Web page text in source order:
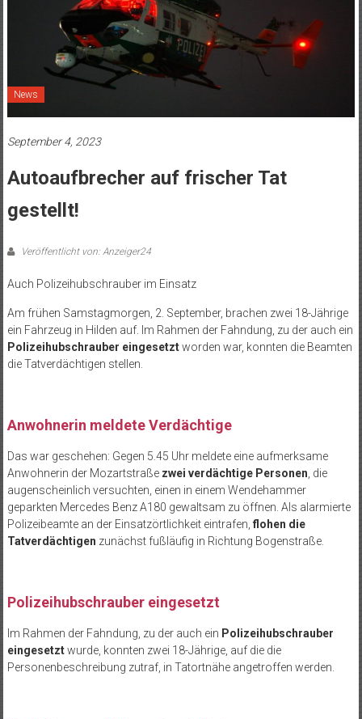
News
September 4, 2023
Autoaufbrecher auf frischer Tat
gestellt!
Veröffentlicht von: Anzeiger24
Auch Polizeihubschrauber im Einsatz
Am frühen Samstagmorgen, 2. September, brachen zwei 18-Jährige
ein Fahrzeug in Hilden auf. Im Rahmen der Fahndung, zu der auch ein
Polizeihubschrauber eingesetztworden war, konnten die Beamten
die Tatverdächtigen stellen.
Anwohnerin meldete Verdächtige
Das war geschehen: Gegen 5.45 Uhr meldete eine aufmerksame
Anwohnerin der Mozartstraße zwei verdächtige Personen , die
augenscheinlich versuchten, einen in einem Wendehammer
geparkten Mercedes Benz A180 gewaltsam zu öffnen. Als alarmierte
Polizeibeamte an der Einsatzörtlichkeit eintrafen, flohen die
Tatverdächtigen zunächst fußläufig in Richtung Bogenstraße.
Polizeihubschrauber eingesetzt
Im Rahmen der Fahndung, zu der auch ein Polizeihubschrauber
eingesetztwurde, konnten zwei 18-Jährige, auf die die
Personenbeschreibung zutraf, in Tatortnähe angetroffen werden.